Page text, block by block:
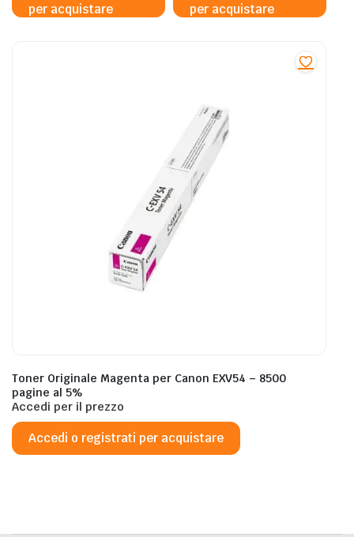
per acquistare
per acquistare
Toner Originale Magenta per Canon EXV54 – 8500
pagine al 5%
Accedi per il prezzo
Accedi o registrati per acquistare